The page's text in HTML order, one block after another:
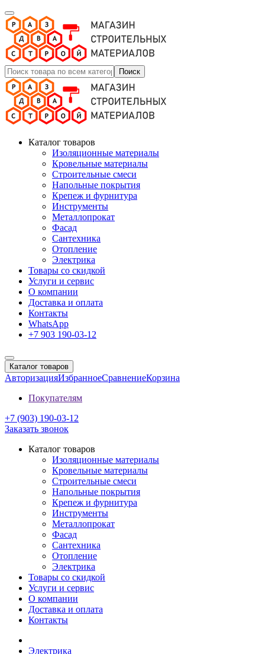
Поиск
Каталог товаров
Изоляционные материалы
Кровельные материалы
Строительные смеси
Напольные покрытия
Крепеж и фурнитура
Инструменты
Металлопрокат
Фасад
Сантехника
Отопление
Электрика
Товары со скидкой
Услуги и сервис
О компании
Доставка и оплата
Контакты
WhatsApp
+7 903 190-03-12
Каталог товаров
АвторизацияИзбранноеСравнениеКорзина
Покупателям
+7 (903) 190-03-12
Заказать звонок
Каталог товаров
Изоляционные материалы
Кровельные материалы
Строительные смеси
Напольные покрытия
Крепеж и фурнитура
Инструменты
Металлопрокат
Фасад
Сантехника
Отопление
Электрика
Товары со скидкой
Услуги и сервис
О компании
Доставка и оплата
Контакты
Электрика